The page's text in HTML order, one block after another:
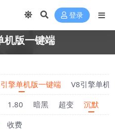
登录
机版一键端
擎单机版一键端
V8引擎单机
1.80 暗黑 超变 沉默
收费